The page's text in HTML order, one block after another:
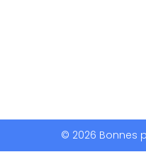
© 2026 Bonnes